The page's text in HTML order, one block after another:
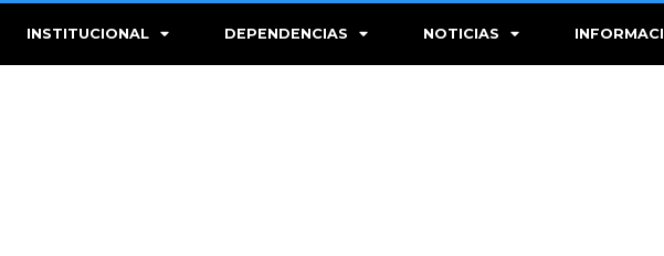
INSTITUCIONAL DEPENDENCIAS NOTICIAS